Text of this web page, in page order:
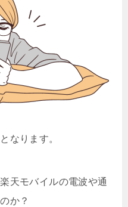
なります。
天モバイルの電波や通
か？